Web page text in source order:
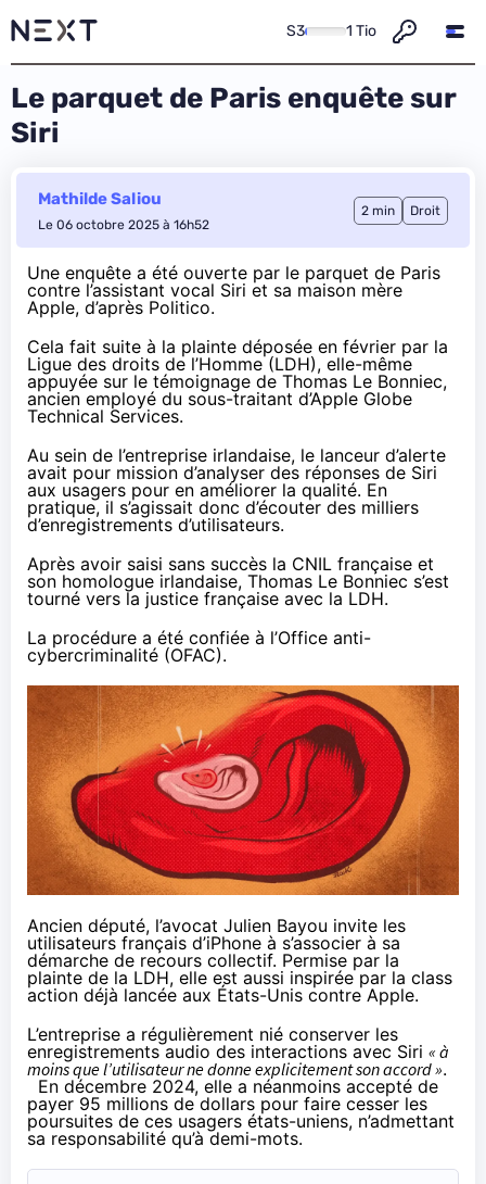
S3 1 Tio
Le parquet de Paris enquête sur
Siri
Mathilde Saliou
Le 06 octobre 2025 à 16h52
2 min Droit
Une enquête a été ouverte par le parquet de Paris
contre l’assistant vocal Siri et sa maison mère
Apple, d’après Politico.
Cela fait suite à la plainte déposée en février par la
Ligue des droits de l’Homme(LDH), elle-même
appuyée sur le témoignage de Thomas Le Bonniec,
ancien employé du sous-traitant d’Apple Globe
Technical Services.
Au sein de l’entreprise irlandaise, le lanceur d’alerte
avait pour mission d’analyser des réponses de Siri
aux usagers pour en améliorer la qualité. En
pratique, il s’agissait donc d’écouter des milliers
d’enregistrements d’utilisateurs.
Après avoir saisi sans succès la CNIL française et
son homologue irlandaise, Thomas Le Bonniec s’est
tourné vers la justice française avec la LDH.
La procédure a été confiée à l’Office anti-
cybercriminalité (OFAC).
Ancien député, l’avocat Julien Bayou invite les
utilisateurs français d’iPhone à s’associer à sa
démarche de recours collectif. Permise par la
plainte de la LDH, elle est aussi inspirée par la class
action déjà lancée aux États-Unis contre Apple.
L’entreprise a régulièrement nié conserver les
enregistrements audio des interactions avec Siri « à
moins que l’utilisateur ne donne explicitement son accord ».
En décembre 2024, elle a néanmoins accepté de
payer 95 millions de dollars pour faire cesser les
poursuites de ces usagers états-uniens, n’admettant
sa responsabilité qu’à demi-mots.